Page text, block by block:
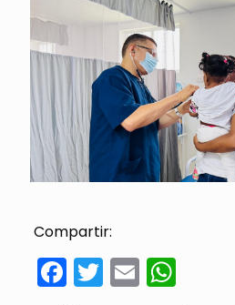
Compartir:
Facebook
Twitter
Email